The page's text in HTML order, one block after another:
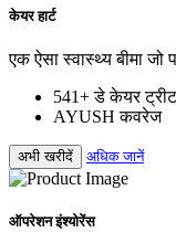
केयर हार्ट
एक ऐसा स्वास्थ्य बीमा
541+ डे केयर
AYUSH कवरेज
अभी खरीदें अधिक जानें
ऑपरेशन इंश्योरेंस